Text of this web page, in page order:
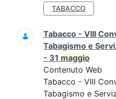
TABACCO
Tabacco - VIII
Tabagismo e
- 31 maggio
Contenuto Web
Tabacco - VIII
Tabagismo e